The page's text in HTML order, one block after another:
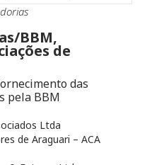
BBM,
de
das
pela BBM
Ltda
de Araguari – ACA